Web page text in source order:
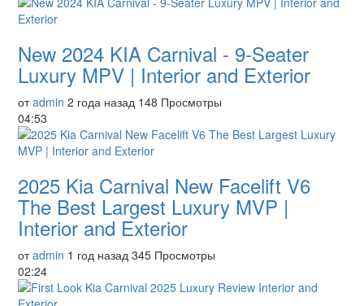
New 2024 KIA Carnival - 9-Seater
Luxury MPV | Interior and Exterior
отadmin 2 года назад 148 Просмотры
04:53
2025 Kia Carnival New Facelift V6
The Best Largest Luxury MVP |
Interior and Exterior
отadmin 1 год назад 345 Просмотры
02:24